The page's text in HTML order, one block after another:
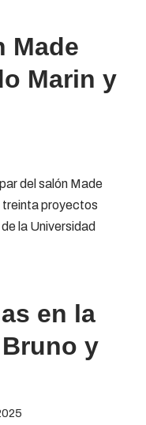
Made
Marin y
del salón Made
treinta proyectos
la Universidad
en la
y